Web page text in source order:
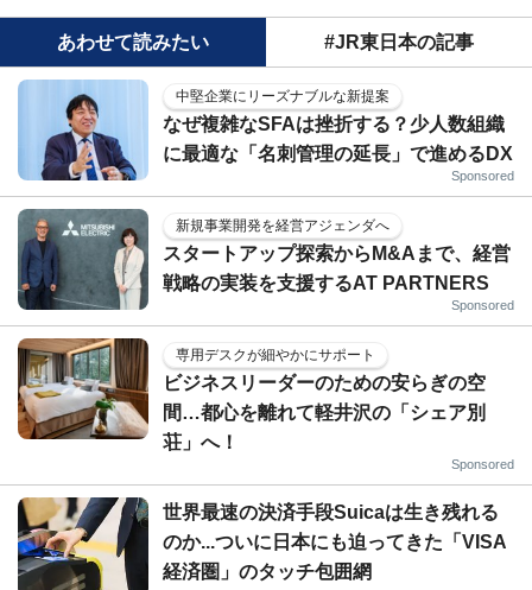
あわせて読みたい #JR東日本の記事
中堅企業にリーズナブルな新提案
なぜ複雑なSFAは挫折する？少人数組織
に最適な「名刺管理の延長」で進めるDX
Sponsored
新規事業開発を経営アジェンダへ
スタートアップ探索からM&Aまで、経営
戦略の実装を支援するAT PARTNERS
Sponsored
専用デスクが細やかにサポート
ビジネスリーダーのための安らぎの空
間…都心を離れて軽井沢の「シェア別
荘」へ！
Sponsored
世界最速の決済手段Suicaは生き残れる
のか...ついに日本にも迫ってきた「VISA
経済圏」のタッチ包囲網